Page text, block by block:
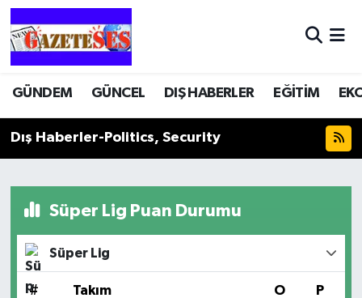
GÜNDEM GÜNCEL DIŞ HABERLER EĞİTİM
Dış Haberler-Politics, Security
Süper Lig Puan Durumu
Süper Lig
# Takım O P